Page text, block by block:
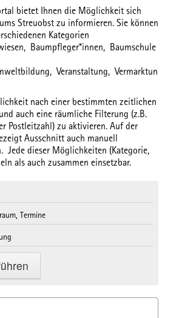
bietet Ihnen die Möglichkeit sich
Streuobst zu informieren. Sie können
Kategorien
Baumpfleger*innen, Baumschule
Veranstaltung,Vermarktun
nach einer bestimmten zeitlichen
auch eine räumliche Filterung (z.B.
Postleitzahl) zu aktivieren. Auf der
Ausschnitt auch manuell
Jede dieser Möglichkeiten (Kategorie,
als auch zusammen einsetzbar.
Termine